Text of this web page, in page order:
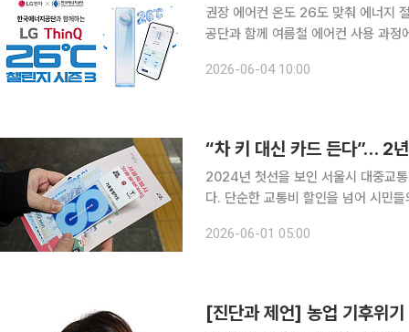
권장 에어컨 온도 26도 맞춰 에너지 절약‘씽큐
공단과 함께 여름철 에어컨 사용 과
2026-06-04 10:00
2024년 첫선을 보인 서울시 대중교
다. 단순한 교통비 할인을 넘어 시민
분석 결과 기후동행카드는 올해 4월
2026-06-01 05:00
[진단과 제언] 농업 기후위